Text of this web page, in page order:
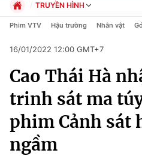
Chuyên mục
Chính trị
Xã hội
TRUYỀN HÌNH
Chính trị
Pháp luật
Kinh tế
Thể thao
Truyền hình
Văn hóa - Giải trí
Đời sống
Phim VTV Hậu trường Nhân vật
16/01/2022 12:00 GMT+7
Cao Thái Hà
trinh sát ma
phim Cảnh sát
ngầm